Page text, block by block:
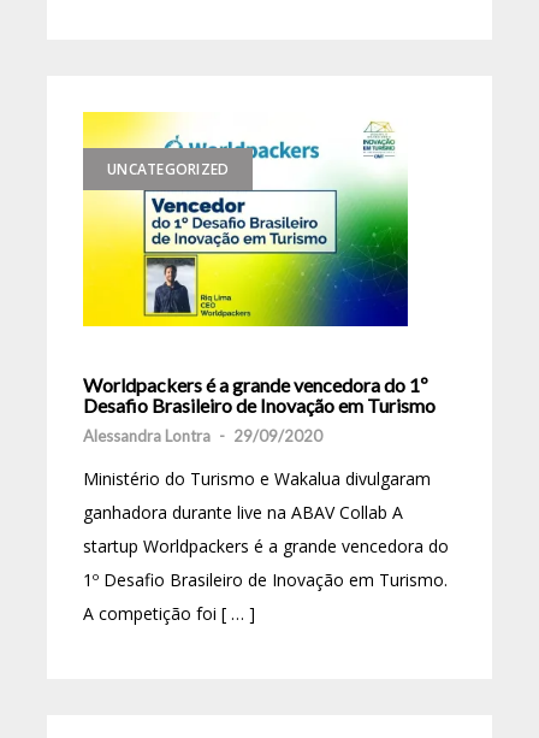
UNCATEGORIZED
Worldpackers é a grande vencedora do 1º
Desafio Brasileiro de Inovação em Turismo
Alessandra Lontra - 29/09/2020
Ministério do Turismo e Wakalua divulgaram
ganhadora durante live na ABAV Collab A
startup Worldpackers é a grande vencedora do
1º Desafio Brasileiro de Inovação em Turismo.
A competição foi [ … ]